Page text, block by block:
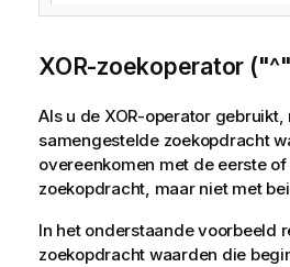
XOR-zoekoperator
Als u de XOR-operator
samengestelde zoekopdracht
overeenkomen met de eerste
zoekopdracht, maar niet met
In het onderstaande voorbeeld
zoekopdracht waarden die